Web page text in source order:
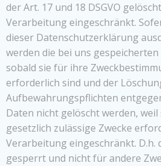
der Art. 17 und 18 DSGVO
Verarbeitung eingeschränkt.
dieser Datenschutzerklärung
werden die bei uns
sobald sie für ihre
erforderlich sind und der
Aufbewahrungspflichten
Daten nicht gelöscht werden,
gesetzlich zulässige Zwecke
Verarbeitung eingeschränkt. D.h.
gesperrt und nicht für andere